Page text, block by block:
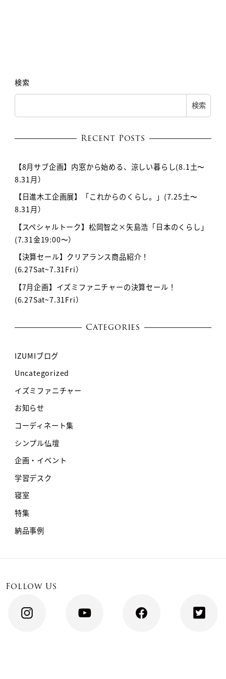
検索
検索
Recent Posts
【8月サブ企画】内窓から始める、涼しい暮らし(8.1土〜
8.31月）
【日進木工企画展】「これからのくらし。」(7.25土〜
8.31月）
【スペシャルトーク】松岡智之×矢島浩「日本のくらし」
(7.31金19:00〜）
【決算セール】クリアランス商品紹介！
(6.27Sat~7.31Fri）
【7月企画】イズミファニチャーの決算セール！
(6.27Sat~7.31Fri）
Categories
IZUMIブログ
Uncategorized
イズミファニチャー
お知らせ
コーディネート集
シンプル仏壇
企画・イベント
学習デスク
寝室
特集
納品事例
Follow Us